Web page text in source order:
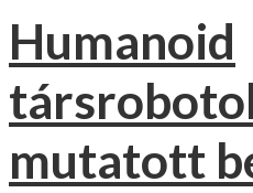
Humanoid
mutatott